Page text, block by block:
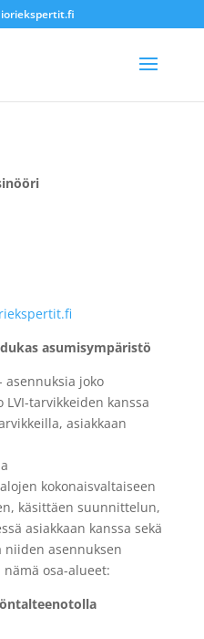
asumisympäristö
asennuksia joko
tarvikkeiden kanssa
asiakkaan
kokonaisvaltaiseen
käsittäen suunnittelun,
asiakkaan kanssa sekä
asennuksen
osa-alueet: